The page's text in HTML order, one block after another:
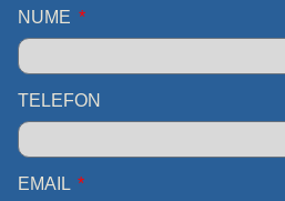
NUME
TELEFON
EMAIL